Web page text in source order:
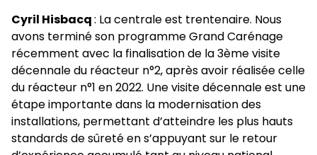
Cyril Hisbacq: La centrale est trentenaire. Nous
avons terminé son programme Grand Carénage
récemment avec la finalisation de la 3ème visite
décennale du réacteur n°2, après avoir réalisée celle
du réacteur n°1 en 2022. Une visite décennale est une
étape importante dans la modernisation des
installations, permettant d’atteindre les plus hauts
standards de sûreté en s’appuyant sur le retour